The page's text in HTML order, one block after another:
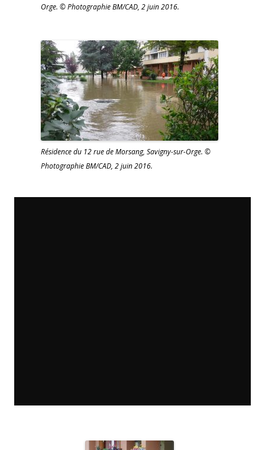
Orge. © Photographie BM/CAD, 2 juin 2016.
Résidence du 12 rue de Morsang, Savigny-sur-Orge. ©
Photographie BM/CAD, 2 juin 2016.